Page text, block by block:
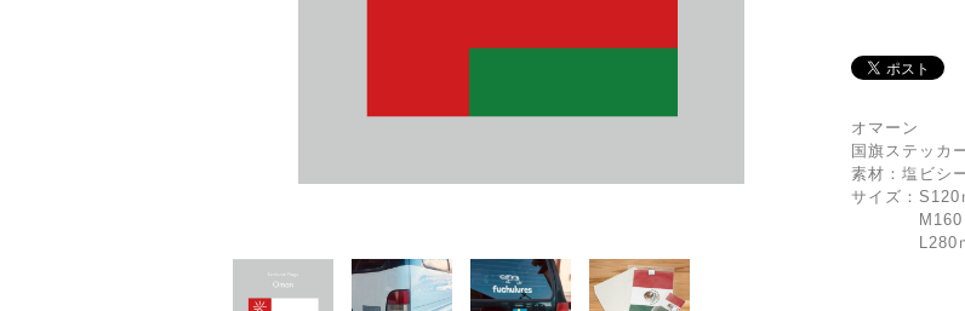
オマーン
国旗ステッカ
素材：塩ビシ
サイズ：S120
M160ｍｍ
L280ｍｍ